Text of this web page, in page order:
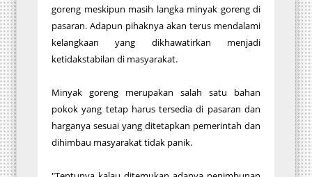
goreng meskipun masih langka minyak goreng di
pasaran. Adapun pihaknya akan terus mendalami
kelangkaan yang dikhawatirkan menjadi
ketidakstabilan di masyarakat.
Minyak goreng merupakan salah satu bahan
pokok yang tetap harus tersedia di pasaran dan
harganya sesuai yang ditetapkan pemerintah dan
dihimbau masyarakat tidak panik.